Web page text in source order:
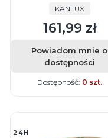
PRODUCENT
KANLUX
Cena
161,99 zł
Powiadom mnie o
dostępności
Dostępność: 0 szt.
24H